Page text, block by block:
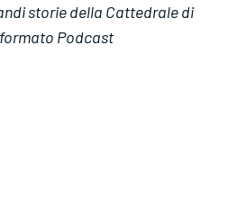
storie della Cattedrale di
Podcast